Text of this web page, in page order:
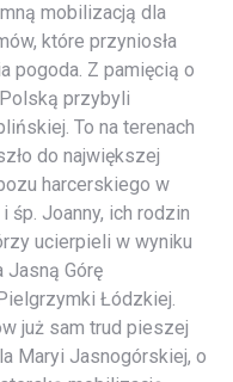
mobilizacją dla
które przyniosła
pogoda. Z pamięcią o
przybyli
To na terenach
do największej
harcerskiego w
śp. Joanny, ich rodzin
ucierpieli w wyniku
Jasną Górę
Łódzkiej.
już sam trud pieszej
Maryi Jasnogórskiej, o